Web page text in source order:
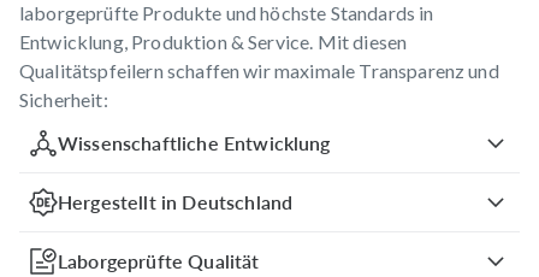
laborgeprüfte Produkte und höchste Standards in
Entwicklung, Produktion & Service. Mit diesen
Qualitätspfeilern schaffen wir maximale Transparenz und
Sicherheit:
Wissenschaftliche Entwicklung
Hergestellt in Deutschland
Laborgeprüfte Qualität